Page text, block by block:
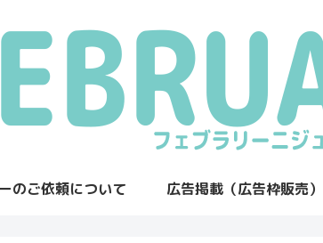
のご依頼について 広告掲載（広告枠販売